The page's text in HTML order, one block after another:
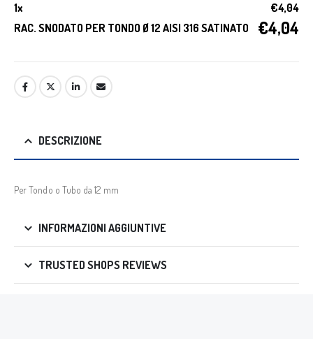
1x €4,04
RAC. SNODATO PER TONDO Ø 12 AISI 316 SATINATO
€4,04
DESCRIZIONE
Per Tondo o Tubo da 12 mm
INFORMAZIONI AGGIUNTIVE
TRUSTED SHOPS REVIEWS